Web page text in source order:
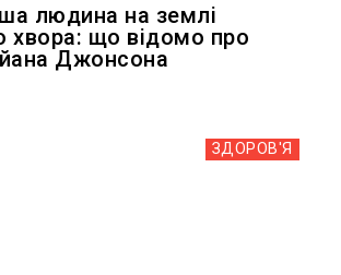
людина на землі
хвора: що відомо про
Джонсона
ЗДОРОВ'Я